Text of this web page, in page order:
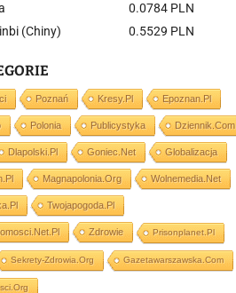
0.0784 PLN
(Chiny)
0.5529 PLN
Poznań Kresy.pl Epoznan.pl
Polonia Publicystyka Dziennik.com
Dlapolski.pl Goniec.net Globalizacja
Magnapolonia.org Wolnemedia.net
Twojapogoda.pl
Zdrowie Prisonplanet.pl
Sekrety-Zdrowia.org Gazetawarszawska.com